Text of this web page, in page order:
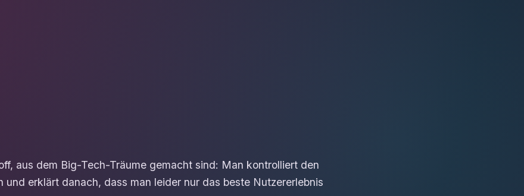
aus dem Big-Tech-Träume gemacht sind: Man kontrolliert den
und erklärt danach, dass man leider nur das beste Nutzererlebnis